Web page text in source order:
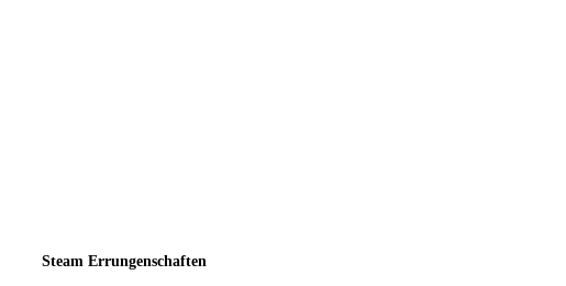
Steam Errungenschaften